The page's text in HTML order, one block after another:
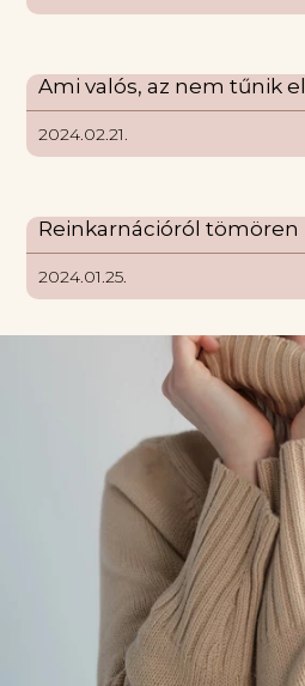
Ami valós, az nem tűnik el
2024.02.21.
Reinkarnációról tömören
2024.01.25.